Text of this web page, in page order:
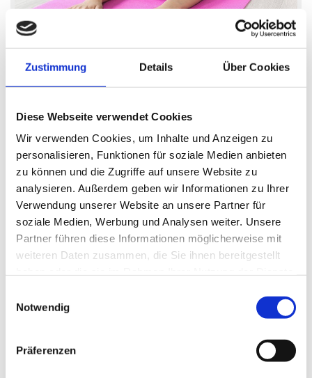
Zustimmung Details Über Cookies
Diese Webseite verwendet Cookies
Wir verwenden Cookies, um Inhalte und Anzeigen zu
personalisieren, Funktionen für soziale Medien anbieten
zu können und die Zugriffe auf unsere Website zu
analysieren. Außerdem geben wir Informationen zu Ihrer
Verwendung unserer Website an unsere Partner für
soziale Medien, Werbung und Analysen weiter. Unsere
Partner führen diese Informationen möglicherweise mit
weiteren Daten zusammen, die Sie ihnen bereitgestellt
Notwendig
Präferenzen
Yolatis kombiniert Yoga und Pilates. Die
Stärken beider Übungsmethoden, die vieles
gemeinsam haben, werden hier sinnvoll
vereint.
Mehr lesen